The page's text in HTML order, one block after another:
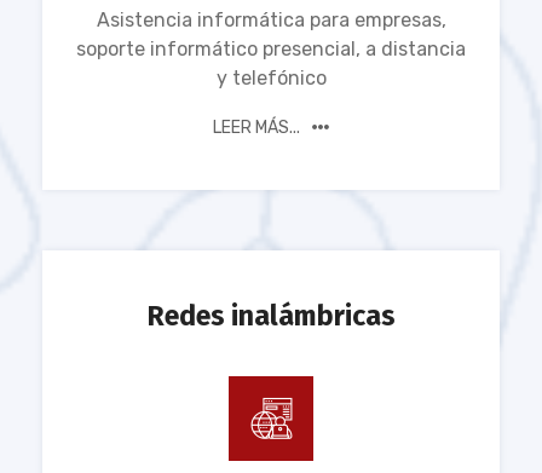
Asistencia informática para empresas,
soporte informático presencial, a distancia
y telefónico
LEER MÁS...
Redes inalámbricas